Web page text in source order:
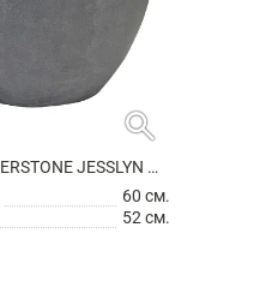
search
КАШПО FIBERSTONE JESSLYN M GREY
60 см.
52 см.